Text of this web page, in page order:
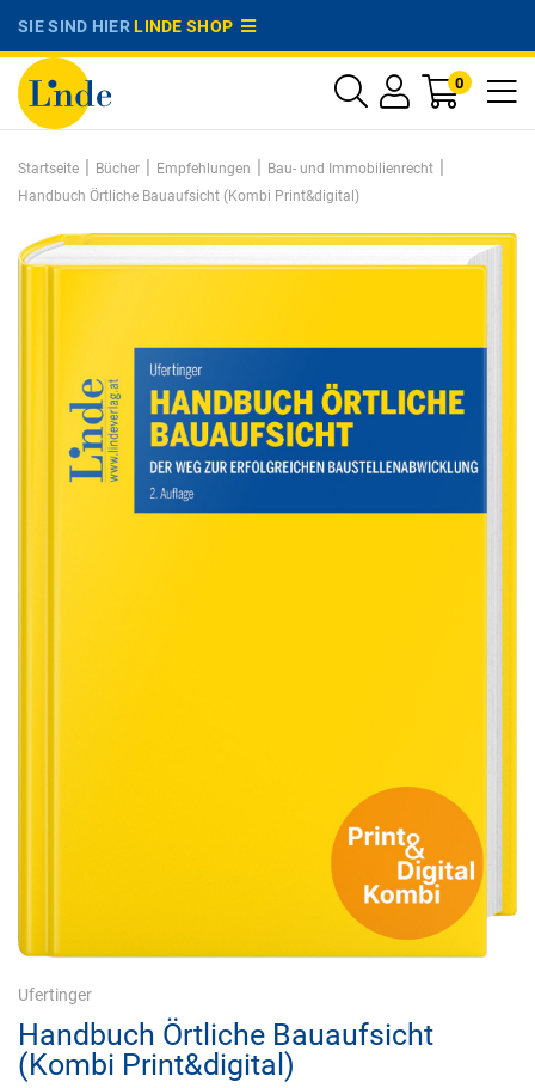
SIE SIND HIERLINDE SHOP
0
Startseite | Bücher | Empfehlungen | Bau- und Immobilienrecht |
Handbuch Örtliche Bauaufsicht (Kombi Print&digital)
Ufertinger
Handbuch Örtliche Bauaufsicht
(Kombi Print&digital)